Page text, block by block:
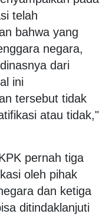
telah
bahwa yang
negara,
dari
ini
tersebut tidak
atau tidak,"
pernah tiga
oleh pihak
dan ketiga
ditindaklanjuti